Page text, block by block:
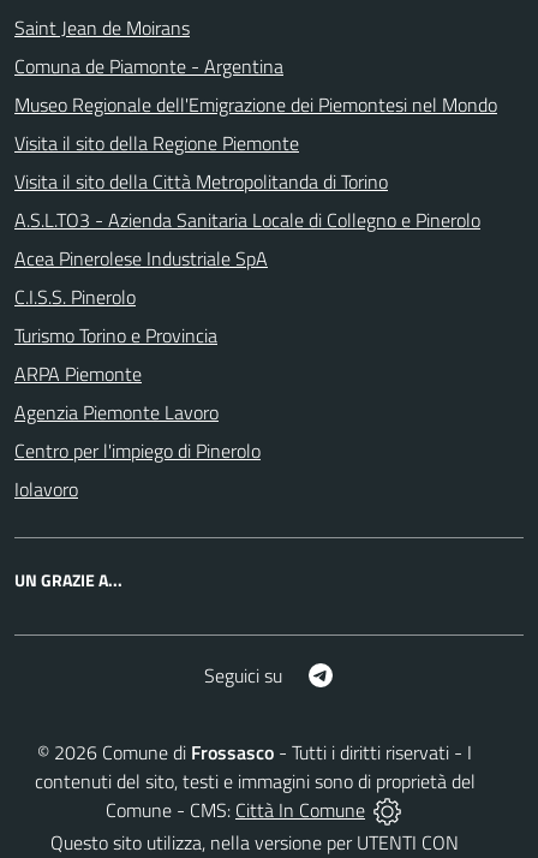
Saint Jean de Moirans
Comuna de Piamonte - Argentina
Museo Regionale dell'Emigrazione dei Piemontesi nel Mondo
Visita il sito della Regione Piemonte
Visita il sito della Città Metropolitanda di Torino
A.S.L.TO3 - Azienda Sanitaria Locale di Collegno e Pinerolo
Acea Pinerolese Industriale SpA
C.I.S.S. Pinerolo
Turismo Torino e Provincia
ARPA Piemonte
Agenzia Piemonte Lavoro
Centro per l'impiego di Pinerolo
Iolavoro
UN GRAZIE A...
Seguici su
© 2026 Comune di Frossasco - Tutti i diritti riservati - I
contenuti del sito, testi e immagini sono di proprietà del
Comune - CMS: Città In Comune
Questo sito utilizza, nella versione per UTENTI CON